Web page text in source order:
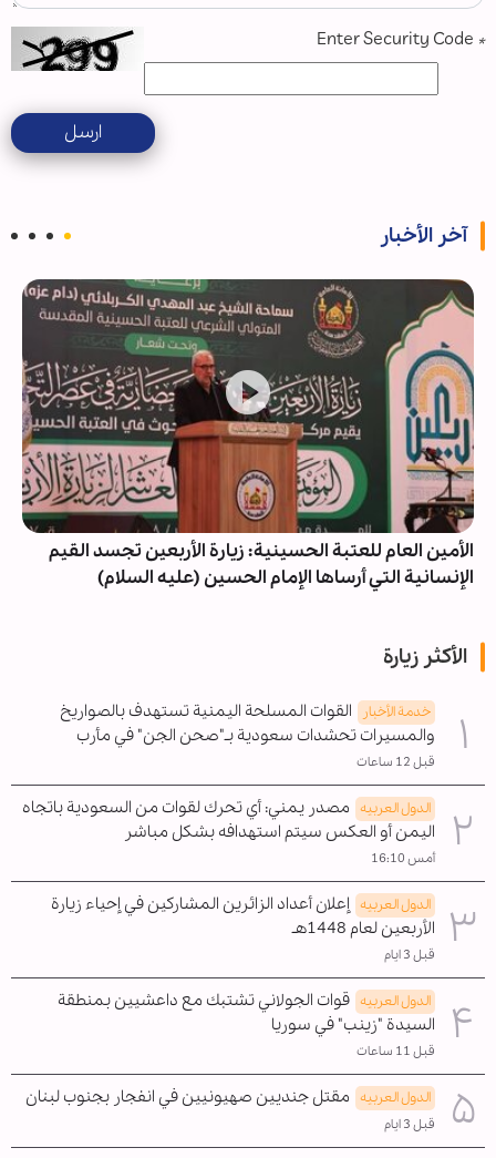
*
ارسل
آخر الأخبار
الأمين العام للعتبة الحسينية: زيارة الأربعين تجسد القيم
الإنسانية التي أرساها الإمام الحسين (عليه السلام)
الأكثر زيارة
خدمة الأخبار
القوات المسلحة اليمنية تستهدف بالصواريخ
والمسيرات تحشدات سعودية بـ"صحن الجن" في مأرب
قبل 12 ساعات
الدول العربیه مصدر يمني: أي تحرك لقوات من السعودية باتجاه
اليمن أو العكس سيتم استهدافه بشكل مباشر
أمس 16:10
الدول العربیه إعلان أعداد الزائرين المشاركين في إحياء زيارة
الأربعين لعام 1448هـ
قبل 3 ايام
الدول العربیه قوات الجولاني تشتبك مع داعشيين بمنطقة
السيدة "زينب" في سوريا
قبل 11 ساعات
الدول العربیه مقتل جنديين صهيونيين في انفجار بجنوب لبنان
قبل 3 ايام